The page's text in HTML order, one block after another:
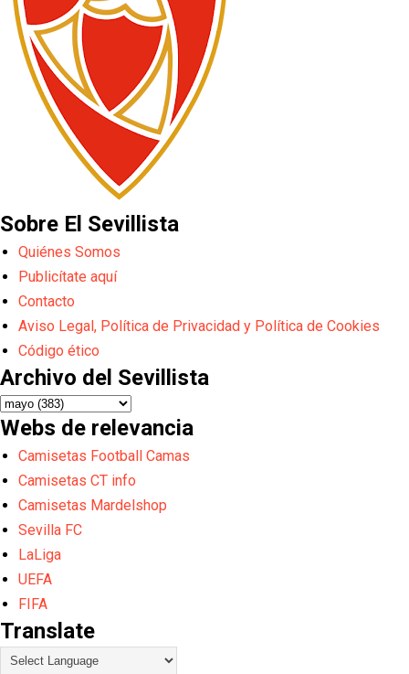
Sobre El Sevillista
Quiénes Somos
Publicítate aquí
Contacto
Aviso Legal, Política de Privacidad y Política de Cookies
Código ético
Archivo del Sevillista
Webs de relevancia
Camisetas Football Camas
Camisetas CT info
Camisetas Mardelshop
Sevilla FC
LaLiga
UEFA
FIFA
Translate